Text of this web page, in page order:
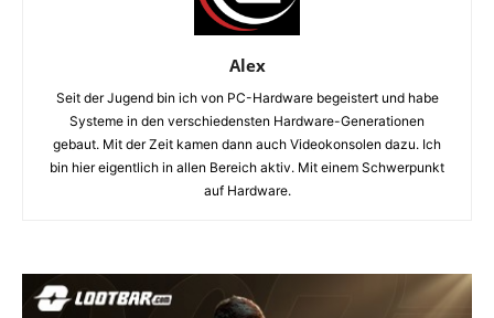
Alex
Seit der Jugend bin ich von PC-Hardware begeistert und habe
Systeme in den verschiedensten Hardware-Generationen
gebaut. Mit der Zeit kamen dann auch Videokonsolen dazu. Ich
bin hier eigentlich in allen Bereich aktiv. Mit einem Schwerpunkt
auf Hardware.